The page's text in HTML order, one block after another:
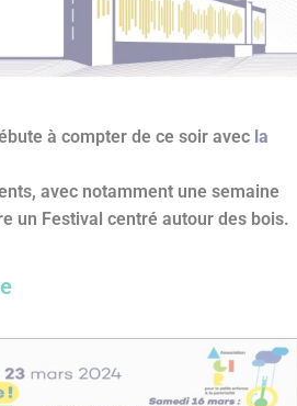
à compter de ce soir avec la
avec notamment une semaine
un Festival centré autour des bois.